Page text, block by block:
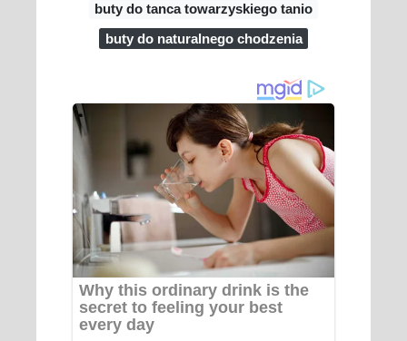
buty do tanca towarzyskiego tanio
buty do naturalnego chodzenia